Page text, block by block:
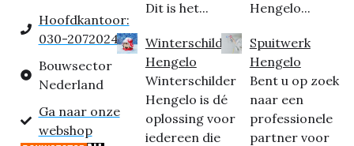
Hoofdkantoor:
030-2072024
Bouwsector
Nederland
Ga naar onze
webshop
Dit is het...
Winterschilder
Hengelo
Winterschilder
Hengelo is dé
oplossing voor
iedereen die
Hengelo...
Spuitwerk
Hengelo
Bent u op zoek
naar een
professionele
partner voor